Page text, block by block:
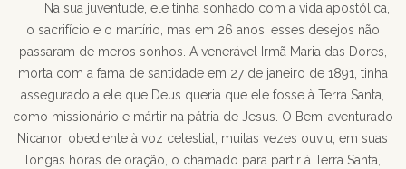
Na sua juventude, ele tinha sonhado com a vida apostólica,
o sacrifício e o martírio, mas em 26 anos, esses desejos não
passaram de meros sonhos. A venerável Irmã Maria das Dores,
morta com a fama de santidade em 27 de janeiro de 1891, tinha
assegurado a ele que Deus queria que ele fosse à Terra Santa,
como missionário e mártir na pátria de Jesus. O Bem-aventurado
Nicanor, obediente à voz celestial, muitas vezes ouviu, em suas
longas horas de oração, o chamado para partir à Terra Santa,